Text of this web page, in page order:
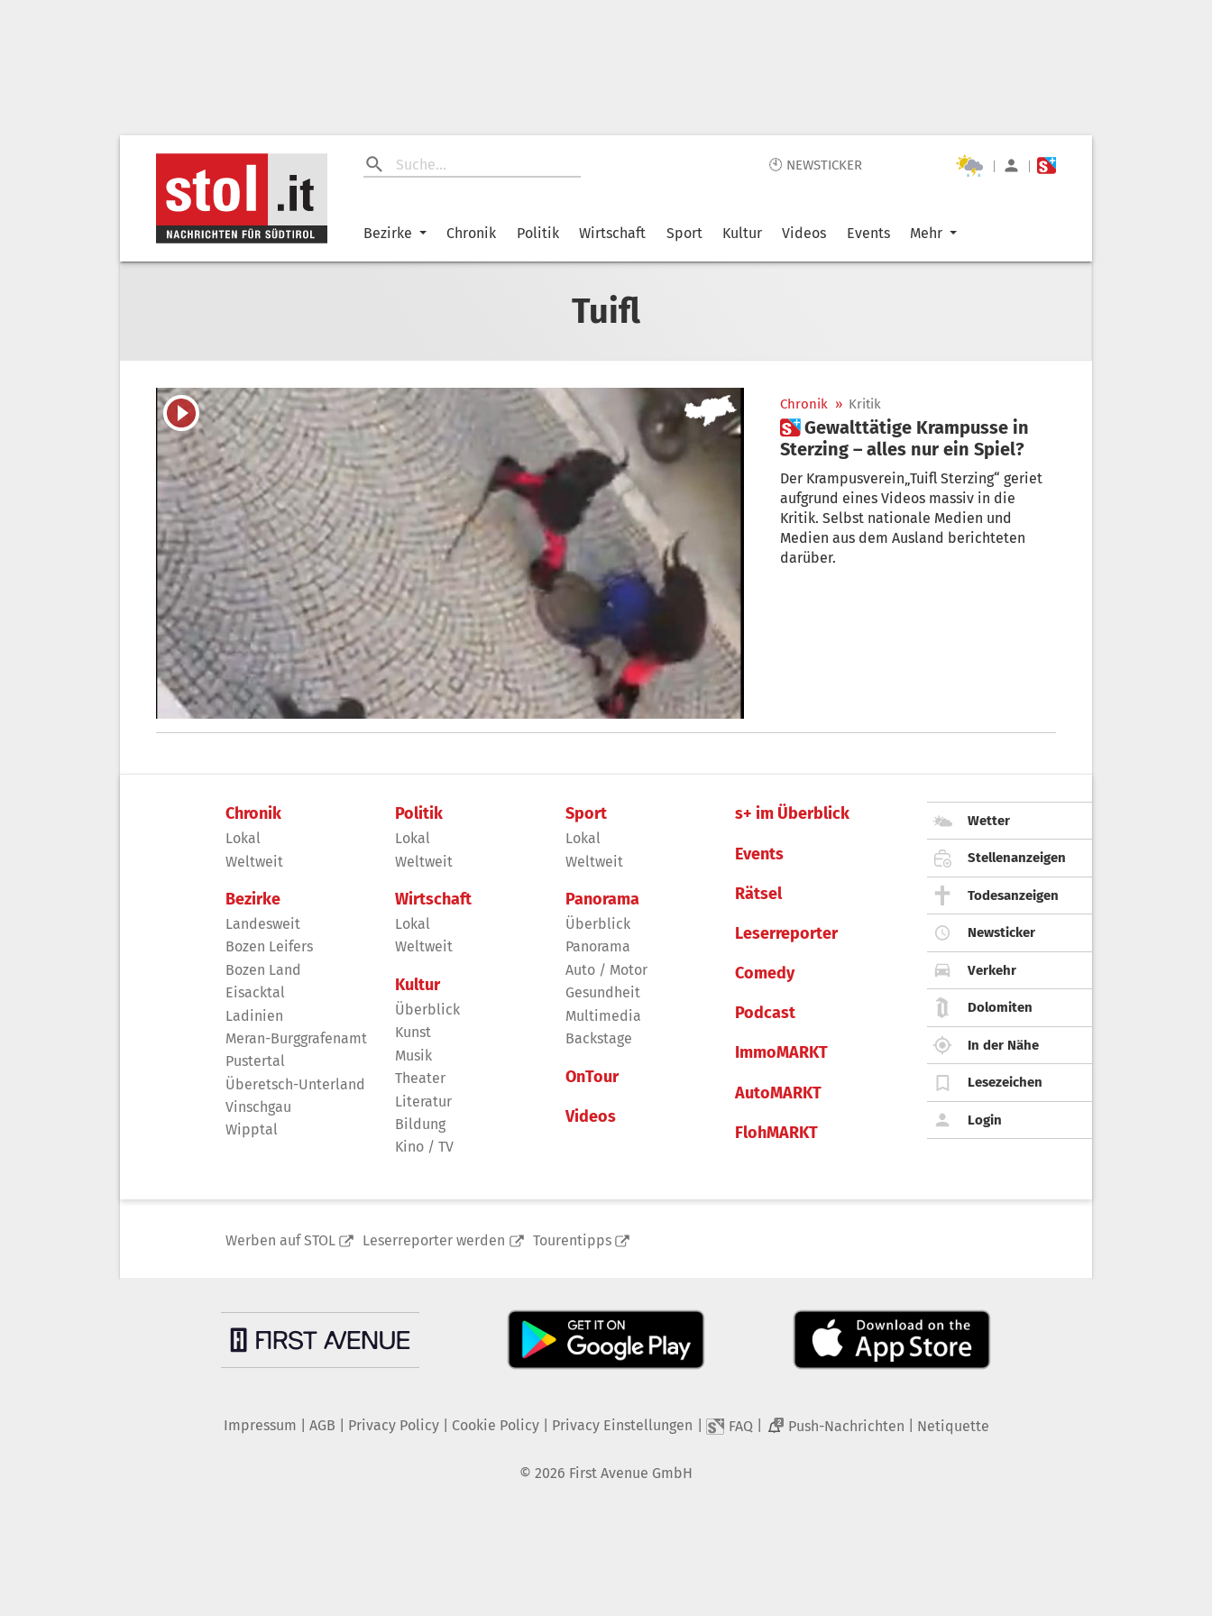
🕙 NEWSTICKER | |
Bezirke Chronik Politik Wirtschaft Sport Kultur Videos Events Mehr
Tuifl
Chronik » Kritik
 Gewalttätige Krampusse in
Sterzing – alles nur ein Spiel?
Der Krampusverein„Tuifl Sterzing“ geriet
aufgrund eines Videos massiv in die
Kritik. Selbst nationale Medien und
Medien aus dem Ausland berichteten
darüber.
Chronik
Lokal
Weltweit
Bezirke
Landesweit
Bozen Leifers
Bozen Land
Eisacktal
Ladinien
Meran-Burggrafenamt
Pustertal
Überetsch-Unterland
Vinschgau
Wipptal
Politik
Lokal
Weltweit
Wirtschaft
Lokal
Weltweit
Kultur
Überblick
Kunst
Musik
Theater
Literatur
Bildung
Kino / TV
Sport
Lokal
Weltweit
Panorama
Überblick
Panorama
Auto / Motor
Gesundheit
Multimedia
Backstage
OnTour
Videos
s+ im Überblick
Events
Rätsel
Leserreporter
Comedy
Podcast
ImmoMARKT
AutoMARKT
FlohMARKT
Wetter
Stellenanzeigen
Todesanzeigen
Newsticker
Verkehr
Dolomiten
In der Nähe
Lesezeichen
Login
Werben auf STOL Leserreporter werden Tourentipps
Impressum AGB Privacy Policy| Cookie Policy| Privacy Einstellungen FAQ 2 Push-Nachrichten Netiquette
© 2026 First Avenue GmbH